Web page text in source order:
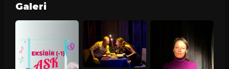
Galeri